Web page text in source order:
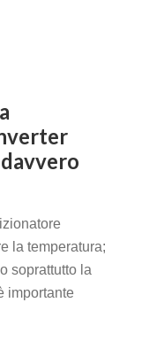
la temperatura;
soprattutto la
importante